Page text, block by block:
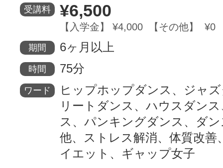
受講料 ¥6,500
【入学金】 ¥4,000 【その他】 ¥0
期間 6ヶ月以上
時間 75分
ワード
ヒップホップダンス、ジャ
リートダンス、ハウスダン
ス、パンキングダンス、ダ
他、ストレス解消、体質改善
イエット、ギャップ女子